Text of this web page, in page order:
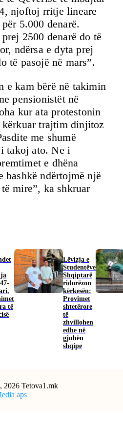
njoftoj rritje lineare
5.000 denarë.
prej 2500 denarë do të
ndërsa e dyta prej
të pasojë në mars”.
e kam bërë në takimin
pensionistët në
kur ata protestonin
kërkuar trajtim dinjitoz
me shumë
takoj ato. Ne i
e dhëna
bashkë ndërtojmë një
mire”, ka shkruar
të
Lëvizja e
Studentëve
Shqiptarë
ridorëzon
kërkesën:
Provimet
shtetërore
të
zhvillohen
edhe në
gjuhën
shqipe
2026 Tetova1.mk
aps